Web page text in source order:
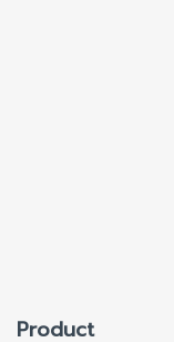
Product